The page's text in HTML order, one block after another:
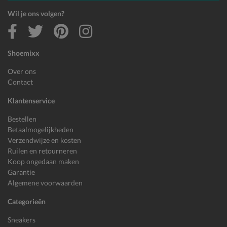
Shoemixx
Over ons
Contact
Klantenservice
Bestellen
Betaalmogelijkheden
Verzendwijze en kosten
Ruilen en retourneren
Koop ongedaan maken
Garantie
Algemene voorwaarden
Categorieën
Sneakers
Wil je ons volgen?